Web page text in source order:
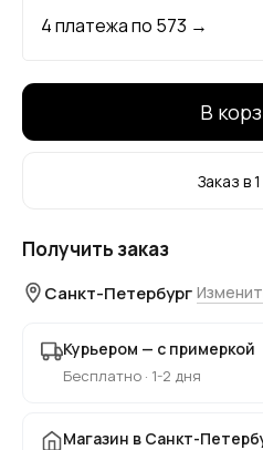
4 платежа по 573 →
В
Заказ в
Получить заказ
Санкт-Петербург
Курьером — с примеркой
Бесплатно · 1-2 дня
Магазин в Санкт-